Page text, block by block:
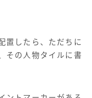
置したら、ただちに
その人物タイルに書